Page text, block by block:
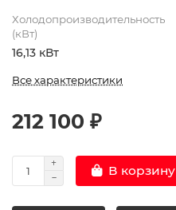
Холодопроизводительность
(кВт)
16,13 кВт
Все характеристики
212 100 ₽
В корзину